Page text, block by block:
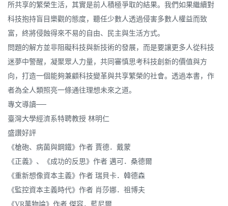
所共享的繁榮生活，其實是前人積極爭取的結果。我們如果繼續對
科技抱持盲目樂觀的態度，聽任少數人透過侵害多數人權益而致
富，終將侵蝕得來不易的自由、民主與生活方式。
問題的解方並非阻礙科技與新技術的發展，而是要讓更多人從科技
迷夢中警醒，凝聚眾人力量，共同審慎思考科技創新的價值與方
向，打造一個能夠兼顧科技變革與共享繁榮的社會。透過本書，作
者為全人類照亮一條通往理想未來之道。
專文導讀──
臺灣大學經濟系特聘教授 林明仁
盛讚好評
《槍砲、病菌與鋼鐵》作者 賈德．戴蒙
《正義》、《成功的反思》作者 邁可．桑德爾
《重新想像資本主義》作者 瑞貝卡．韓德森
《監控資本主義時代》作者 肖莎娜．祖博夫
《VR萬物論》作者 傑容．藍尼爾